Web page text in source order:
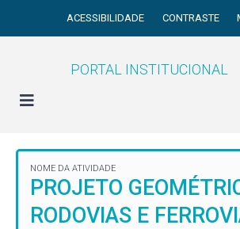
ACESSIBILIDADE CONTRASTE
PORTAL INSTITUCIONAL
NOME DA ATIVIDADE
PROJETO
RODOVIAS E